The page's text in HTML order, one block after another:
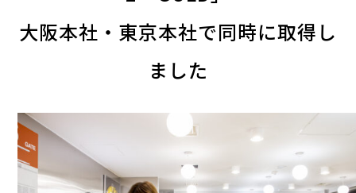
大阪本社・東京本社で同時に取得し
ました